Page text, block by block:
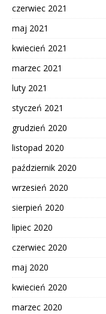
czerwiec 2021
maj 2021
kwiecień 2021
marzec 2021
luty 2021
styczeń 2021
grudzień 2020
listopad 2020
październik 2020
wrzesień 2020
sierpień 2020
lipiec 2020
czerwiec 2020
maj 2020
kwiecień 2020
marzec 2020